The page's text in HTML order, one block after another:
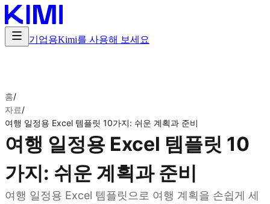
기업용Kimi를 사용해 보세요
홈/
자료/
여행 일정용 Excel 템플릿 10가지: 쉬운 계획과 준비
여행 일정용 Excel 템플릿 10
가지: 쉬운 계획과 준비
여행 일정용 Excel 템플릿으로 여행 계획을 손쉽게 세